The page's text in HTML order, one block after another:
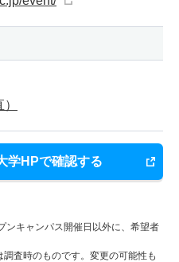
学HPで確認する
キャンパス開催日以外に、希望者
査時のものです。変更の可能性も